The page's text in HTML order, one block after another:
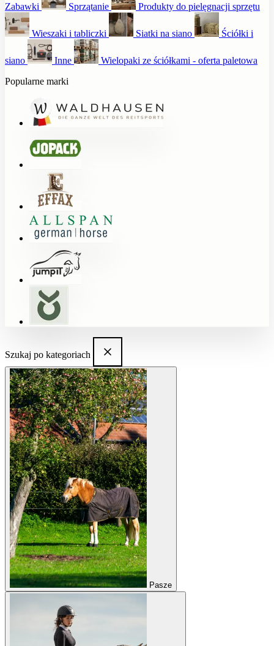
Zabawki Sprzątanie Produkty do pielęgnacji sprzętu
Wieszaki i tabliczki Siatki na siano Ściółki i
siano Inne
Wielopaki ze ściółkami - oferta paletowa
Popularne marki
Szukaj po kategoriach
Pasze